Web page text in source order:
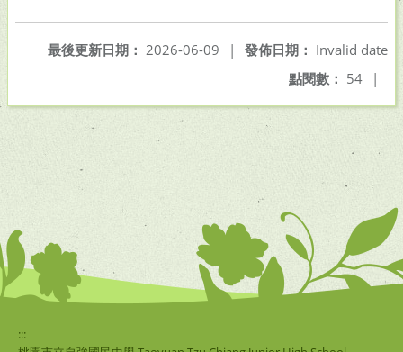
發佈日期： Invalid date
最後更新日期： 2026-06-09
|
點閱數： 54 |
:::